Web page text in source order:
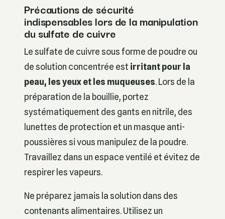
Précautions de sécurité
indispensables lors de la manipulation
du sulfate de cuivre
Le sulfate de cuivre sous forme de poudre ou
de solution concentrée est irritant pour la
peau, les yeux et les muqueuses. Lors de la
préparation de la bouillie, portez
systématiquement des gants en nitrile, des
lunettes de protection et un masque anti-
poussières si vous manipulez de la poudre.
Travaillez dans un espace ventilé et évitez de
respirer les vapeurs.
Ne préparez jamais la solution dans des
contenants alimentaires. Utilisez un